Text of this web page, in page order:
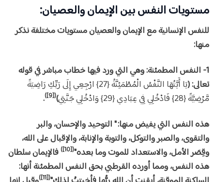
مستويات النفس بين الإيمان والعصيان:
للنفس الإنسانية مع الإيمان والعصيان مستويات مختلفة نذكر
منها:
1- النفس المطمئنة: وهي التي ورد فيها خطاب مباشر في قوله
تعالى: (
يَا أَيَّتُهَا النَّفْسُ الْمُطْمَئِنَّةُ {27} ارْجِعِي إِلَى رَبِّكِ رَاضِيَةً
مَّرْضِيَّةً {28} فَادْخُلِي فِي عِبَادِي {29} وَادْخُلِي جَنَّتِي
)
([9])
.
هذه النفس التي يفيض منها: " التوحيد والإحسان، والبر
والتقوى، والصبر والتوكل، والتوبة والإنابة، والإقبال على الله،
وقِصَر الأمل، والاستعداد للموت وما بعده"([10])
فالإيمان سلطان
هذه النفس، ومما أورده القرطبي بحق النفس المطمئنة أنها:
([11])